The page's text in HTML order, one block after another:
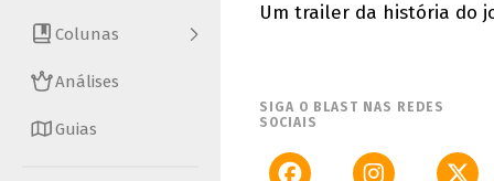
Colunas
Análises
Guias
Um trailer da história do
SIGA O BLAST NAS REDES
SOCIAIS